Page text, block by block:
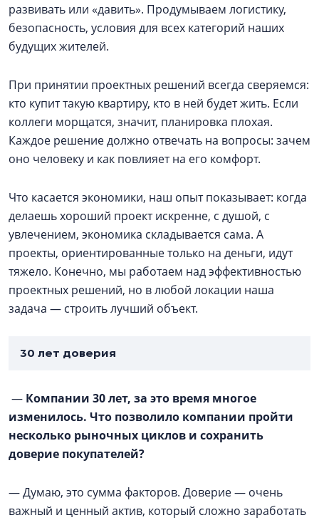
развивать или «давить». Продумываем логистику,
безопасность, условия для всех категорий наших
будущих жителей.
При принятии проектных решений всегда сверяемся:
кто купит такую квартиру, кто в ней будет жить. Если
коллеги морщатся, значит, планировка плохая.
Каждое решение должно отвечать на вопросы: зачем
оно человеку и как повлияет на его комфорт.
Что касается экономики, наш опыт показывает: когда
делаешь хороший проект искренне, с душой, с
увлечением, экономика складывается сама. А
проекты, ориентированные только на деньги, идут
тяжело. Конечно, мы работаем над эффективностью
проектных решений, но в любой локации наша
задача — строить лучший объект.
30 лет доверия
— Компании 30 лет, за это время многое
изменилось. Что позволило компании пройти
несколько рыночных циклов и сохранить
доверие покупателей?
— Думаю, это сумма факторов. Доверие — очень
важный и ценный актив, который сложно заработать